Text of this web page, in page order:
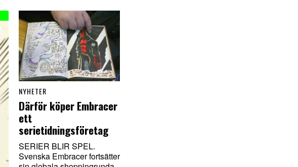
NYHETER
Därför köper Embracer
ett
serietidningsföretag
SERIER BLIR SPEL.
Svenska Embracer fortsätter